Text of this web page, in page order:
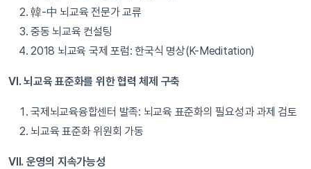
韓-中 뇌교육 전문가 교류
중동 뇌교육 컨설팅
2018 뇌교육 국제 포럼: 한국식 명상(K-Meditation)
VI. 뇌교육 표준화를 위한 협력 체제 구축
국제뇌교육융합센터 발족: 뇌교육 표준화의 필요성과 과제 검토
뇌교육 표준화 위원회 가동
VII. 운영의 지속가능성